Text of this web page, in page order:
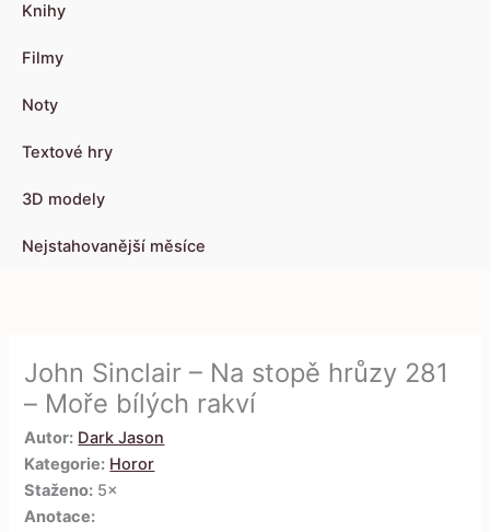
Knihy
Filmy
Noty
Textové hry
3D modely
Nejstahovanější měsíce
John Sinclair – Na stopě hrůzy 281
– Moře bílých rakví
Autor: Dark Jason
Kategorie: Horor
Staženo: 5×
Anotace: